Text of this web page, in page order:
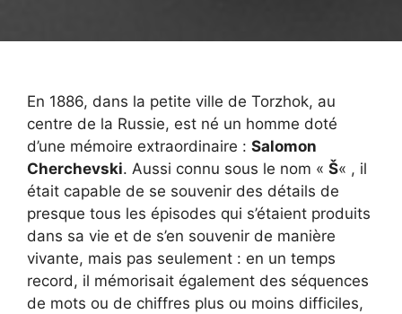
En 1886, dans la petite ville de Torzhok, au
centre de la Russie, est né un homme doté
d’une mémoire extraordinaire : Salomon
Cherchevski. Aussi connu sous le nom « Š« , il
était capable de se souvenir des détails de
presque tous les épisodes qui s’étaient produits
dans sa vie et de s’en souvenir de manière
vivante, mais pas seulement : en un temps
record, il mémorisait également des séquences
de mots ou de chiffres plus ou moins difficiles,